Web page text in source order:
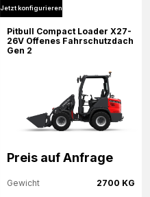
Mehr Informationen
Jetzt konfigurieren
Pitbull Compact Loader X27-
26V Offenes Fahrschutzdach
Gen 2
Preis auf Anfrage
2700 KG
Gewicht